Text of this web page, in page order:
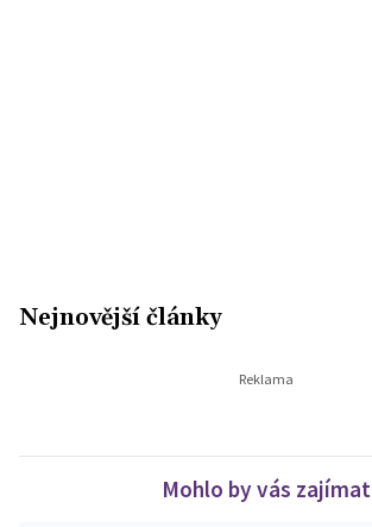
Nejnovější články
Mohlo by vás zajímat